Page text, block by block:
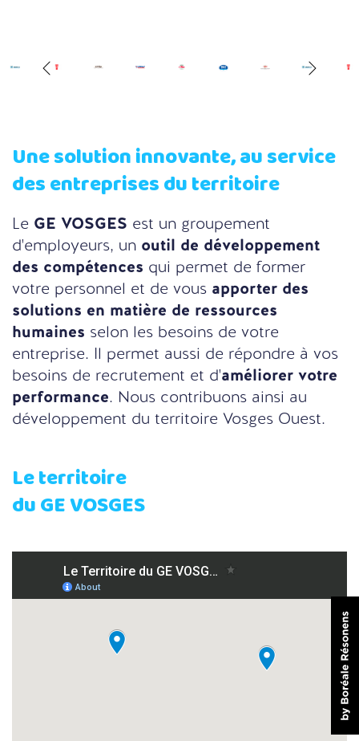
Une solution innovante, au service
des entreprises du territoire
Le GE VOSGES est un groupement
d'employeurs, un outil de développement
des compétences qui permet de former
votre personnel et de vous apporter des
solutions en matière de ressources
humaines selon les besoins de votre
entreprise. Il permet aussi de répondre à vos
besoins de recrutement et d'améliorer votre
performance. Nous contribuons ainsi au
développement du territoire Vosges Ouest.
Le territoire
du GE VOSGES